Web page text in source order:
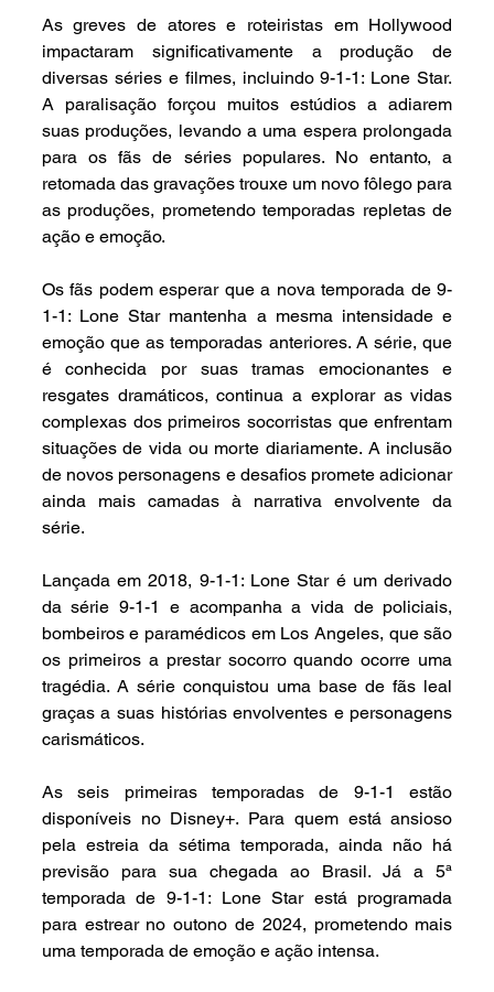
As greves de atores e roteiristas em Hollywood
impactaram significativamente a produção de
diversas séries e filmes, incluindo 9-1-1: Lone Star.
A paralisação forçou muitos estúdios a adiarem
suas produções, levando a uma espera prolongada
para os fãs de séries populares. No entanto, a
retomada das gravações trouxe um novo fôlego para
as produções, prometendo temporadas repletas de
ação e emoção.
Os fãs podem esperar que a nova temporada de 9-
1-1: Lone Star mantenha a mesma intensidade e
emoção que as temporadas anteriores. A série, que
é conhecida por suas tramas emocionantes e
resgates dramáticos, continua a explorar as vidas
complexas dos primeiros socorristas que enfrentam
situações de vida ou morte diariamente. A inclusão
de novos personagens e desafios promete adicionar
ainda mais camadas à narrativa envolvente da
série.
Lançada em 2018, 9-1-1: Lone Star é um derivado
da série 9-1-1 e acompanha a vida de policiais,
bombeiros e paramédicos em Los Angeles, que são
os primeiros a prestar socorro quando ocorre uma
tragédia. A série conquistou uma base de fãs leal
graças a suas histórias envolventes e personagens
carismáticos.
As seis primeiras temporadas de 9-1-1 estão
disponíveis no Disney+. Para quem está ansioso
pela estreia da sétima temporada, ainda não há
previsão para sua chegada ao Brasil. Já a 5ª
temporada de 9-1-1: Lone Star está programada
para estrear no outono de 2024, prometendo mais
uma temporada de emoção e ação intensa.